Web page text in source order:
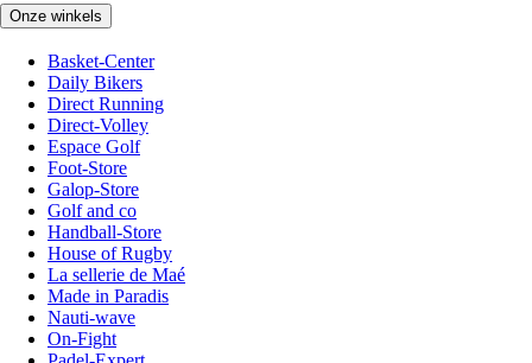
Onze winkels
Basket-Center
Daily Bikers
Direct Running
Direct-Volley
Espace Golf
Foot-Store
Galop-Store
Golf and co
Handball-Store
House of Rugby
La sellerie de Maé
Made in Paradis
Nauti-wave
On-Fight